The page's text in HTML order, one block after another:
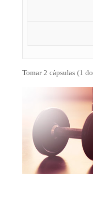
Tomar 2 cápsulas (1